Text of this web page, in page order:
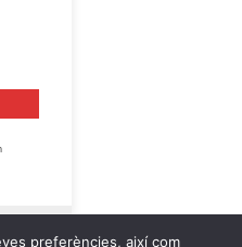
preferències, així com